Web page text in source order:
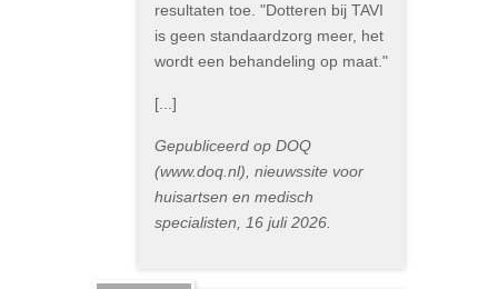
resultaten toe. "Dotteren bij TAVI
is geen standaardzorg meer, het
wordt een behandeling op maat."
[...]
Gepubliceerd op DOQ
(www.doq.nl), nieuwssite voor
huisartsen en medisch
specialisten, 16 juli 2026.